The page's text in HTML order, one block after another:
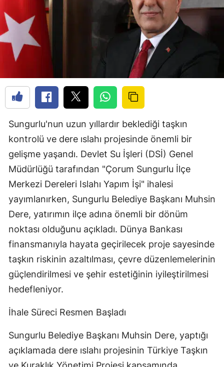
Sungurlu'nun uzun yıllardır beklediği taşkın
kontrolü ve dere ıslahı projesinde önemli bir
gelişme yaşandı. Devlet Su İşleri (DSİ) Genel
Müdürlüğü tarafından "Çorum Sungurlu İlçe
Merkezi Dereleri Islahı Yapım İşi" ihalesi
yayımlanırken, Sungurlu Belediye Başkanı Muhsin
Dere, yatırımın ilçe adına önemli bir dönüm
noktası olduğunu açıkladı. Dünya Bankası
finansmanıyla hayata geçirilecek proje sayesinde
taşkın riskinin azaltılması, çevre düzenlemelerinin
güçlendirilmesi ve şehir estetiğinin iyileştirilmesi
hedefleniyor.
İhale Süreci Resmen Başladı
Sungurlu Belediye Başkanı Muhsin Dere, yaptığı
açıklamada dere ıslahı projesinin Türkiye Taşkın